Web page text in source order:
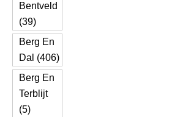
Bentveld
(39)
Berg En
Dal (406)
Berg En
Terblijt
(5)